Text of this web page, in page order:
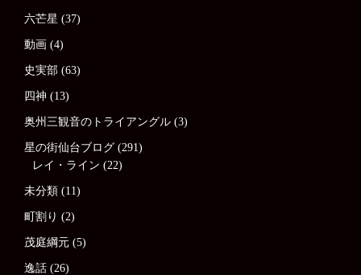
六芒星 (37)
動画 (4)
史実部 (63)
四神 (13)
奥州三観音のトライアングル (3)
星の街仙台ブログ (291)
レイ・ライン (22)
未分類 (11)
町割り (2)
茂庭綱元 (5)
逸話 (26)